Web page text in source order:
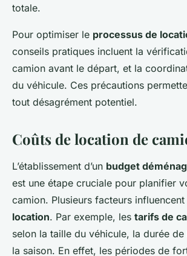
totale.
Pour optimiser le processus de
conseils pratiques incluent la
camion avant le départ, et la
du véhicule. Ces précautions
tout désagrément potentiel.
Coûts de location de
L’établissement d’un budget
est une étape cruciale pour planifier
camion. Plusieurs facteurs influencent
location. Par exemple, les tarifs de
selon la taille du véhicule, la durée
la saison. En effet, les périodes de